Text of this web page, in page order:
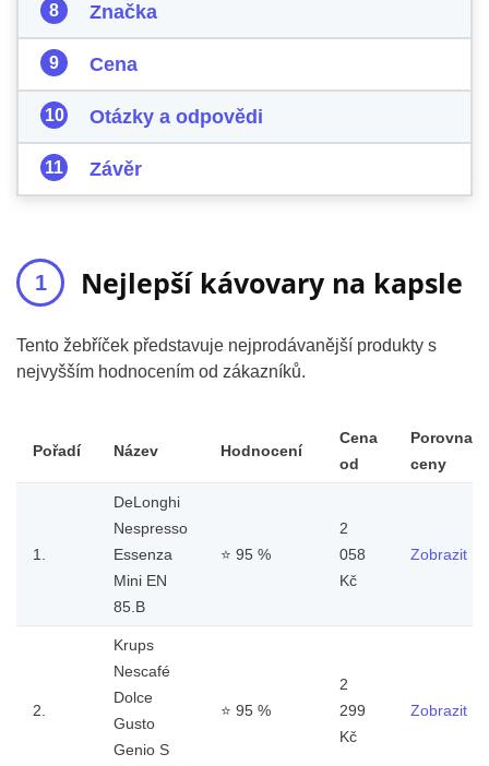
Značka
Cena
Otázky a odpovědi
Závěr
Nejlepší kávovary na kapsle
Tento žebříček představuje nejprodávanější produkty s
nejvyšším hodnocením od zákazníků.
Pořadí Název Hodnocení
Cena
od
Porovnat
ceny
1.
DeLonghi
Nespresso
Essenza
Mini EN
85.B
⭐ 95 %
2
058
Kč
Zobrazit
2.
Krups
Nescafé
Dolce
Gusto
Genio S
⭐ 95 %
2
299
Kč
Zobrazit